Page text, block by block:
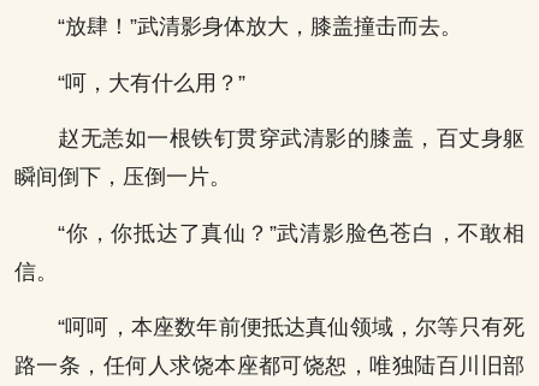
“放肆！”武清影身体放大，膝盖撞击而去。
“呵，大有什么用？”
赵无恙如一根铁钉贯穿武清影的膝盖，百丈身躯
瞬间倒下，压倒一片。
“你，你抵达了真仙？”武清影脸色苍白，不敢相
信。
“呵呵，本座数年前便抵达真仙领域，尔等只有死
路一条，任何人求饶本座都可饶恕，唯独陆百川旧部